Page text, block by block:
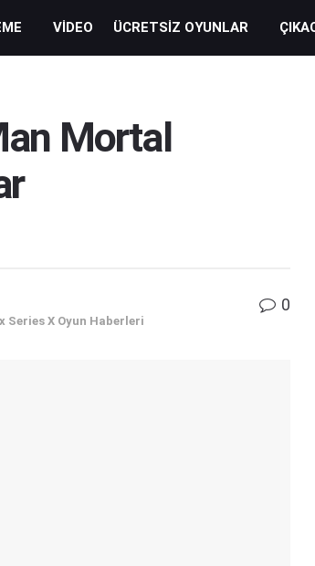
VIDEO ÜCRETSIZ OYUNLAR
Mortal
Series X Oyun Haberleri
0